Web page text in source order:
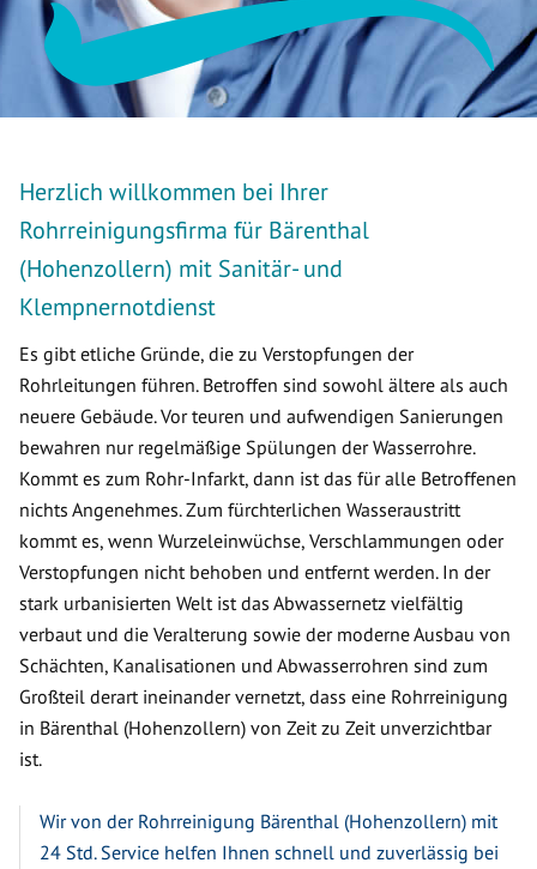
Herzlich willkommen bei Ihrer
Rohrreinigungsfirma für Bärenthal
(Hohenzollern) mit Sanitär- und
Klempnernotdienst
Es gibt etliche Gründe, die zu Verstopfungen der
Rohrleitungen führen. Betroffen sind sowohl ältere als auch
neuere Gebäude. Vor teuren und aufwendigen Sanierungen
bewahren nur regelmäßige Spülungen der Wasserrohre.
Kommt es zum Rohr-Infarkt, dann ist das für alle Betroffenen
nichts Angenehmes. Zum fürchterlichen Wasseraustritt
kommt es, wenn Wurzeleinwüchse, Verschlammungen oder
Verstopfungen nicht behoben und entfernt werden. In der
stark urbanisierten Welt ist das Abwassernetz vielfältig
verbaut und die Veralterung sowie der moderne Ausbau von
Schächten, Kanalisationen und Abwasserrohren sind zum
Großteil derart ineinander vernetzt, dass eine Rohrreinigung
in Bärenthal (Hohenzollern) von Zeit zu Zeit unverzichtbar
ist.
Wir von der Rohrreinigung Bärenthal (Hohenzollern) mit
24 Std. Service helfen Ihnen schnell und zuverlässig bei